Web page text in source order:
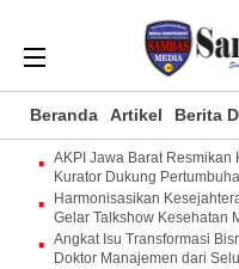
Beranda Artikel Berita
AKPI Jawa Barat Resmikan
Kurator Dukung
Harmonisasikan
Gelar Talkshow Kesehatan
Angkat Isu Transformasi
Doktor Manajemen dari